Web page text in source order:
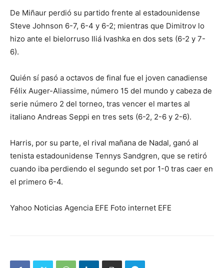
De Miñaur perdió su partido frente al estadounidense
Steve Johnson 6-7, 6-4 y 6-2; mientras que Dimitrov lo
hizo ante el bielorruso Iliá Ivashka en dos sets (6-2 y 7-
6).
Quién sí pasó a octavos de final fue el joven canadiense
Félix Auger-Aliassime, número 15 del mundo y cabeza de
serie número 2 del torneo, tras vencer el martes al
italiano Andreas Seppi en tres sets (6-2, 2-6 y 2-6).
Harris, por su parte, el rival mañana de Nadal, ganó al
tenista estadounidense Tennys Sandgren, que se retiró
cuando iba perdiendo el segundo set por 1-0 tras caer en
el primero 6-4.
Yahoo Noticias Agencia EFE Foto internet EFE